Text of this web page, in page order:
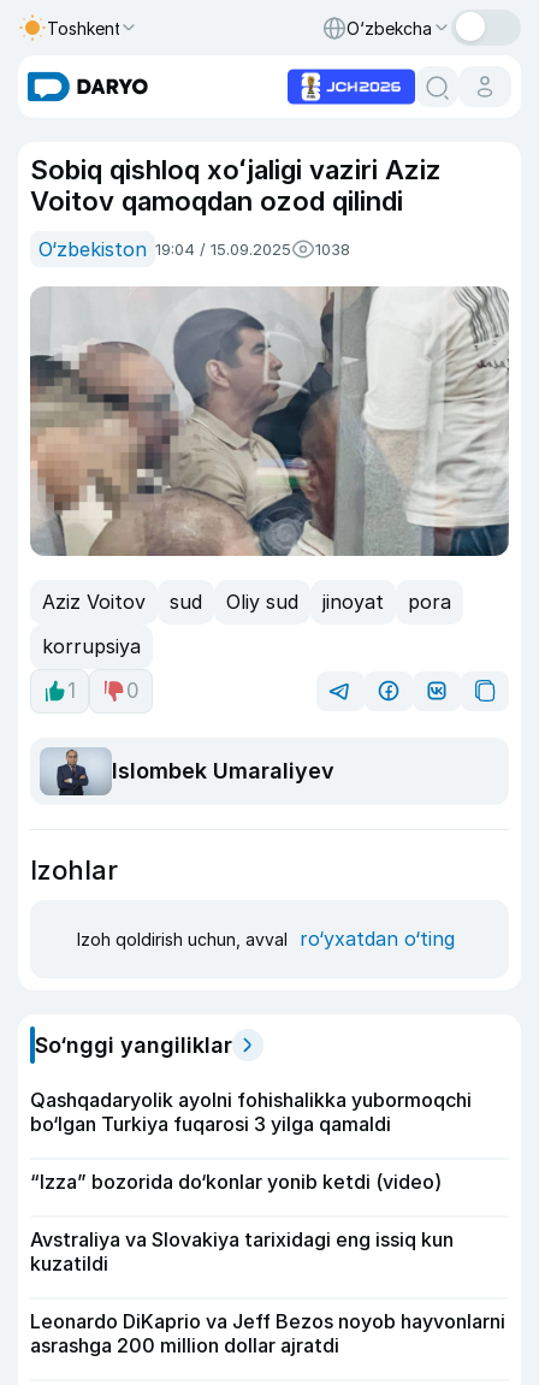
Toshkent O‘zbekcha
Sobiq qishloq xoʻjaligi vaziri Aziz
Voitov qamoqdan ozod qilindi
O‘zbekiston 19:04 / 15.09.2025 1038
Aziz Voitov sud Oliy sud jinoyat
pora
korrupsiya
1
0
Islombek Umaraliyev
Izohlar
Izoh qoldirish uchun, avval ro‘yxatdan o‘ting
So‘nggi yangiliklar
Qashqadaryolik ayolni fohishalikka yubormoqchi
bo‘lgan Turkiya fuqarosi 3 yilga qamaldi
“Izza” bozorida do‘konlar yonib ketdi (video)
Avstraliya va Slovakiya tarixidagi eng issiq kun
kuzatildi
Leonardo DiKaprio va Jeff Bezos noyob hayvonlarni
asrashga 200 million dollar ajratdi